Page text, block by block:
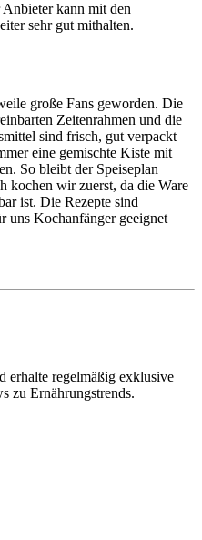
kann mit den
sehr gut mithalten.
große Fans geworden. Die
Zeitenrahmen und die
sind frisch, gut verpackt
eine gemischte Kiste mit
So bleibt der Speiseplan
kochen wir zuerst, da die Ware
ist. Die Rezepte sind
uns Kochanfänger geeignet
erhalte regelmäßig exklusive
zu Ernährungstrends.